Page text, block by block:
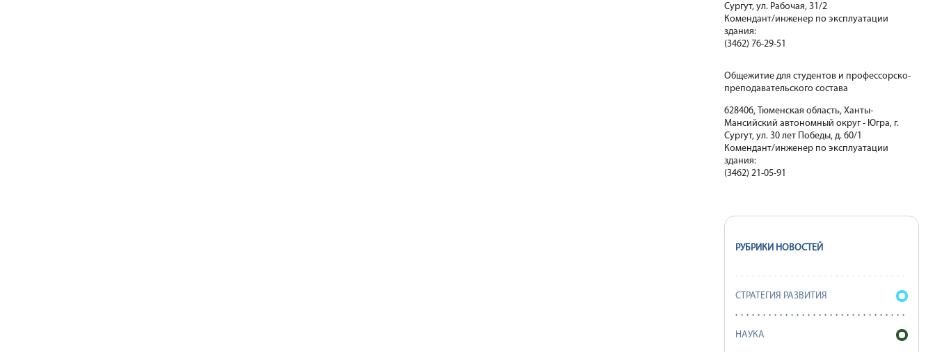
Сургут, ул. Рабочая, 31/2
Комендант/инженер по эксплуатации
здания:
(3462) 76-29-51
Общежитие для студентов и профессорско-
преподавательского состава
628406, Тюменская область, Ханты-
Мансийский автономный округ - Югра, г.
Сургут, ул. 30 лет Победы, д. 60/1
Комендант/инженер по эксплуатации
здания:
(3462) 21-05-91
РУБРИКИ НОВОСТЕЙ
СТРАТЕГИЯ РАЗВИТИЯ
НАУКА